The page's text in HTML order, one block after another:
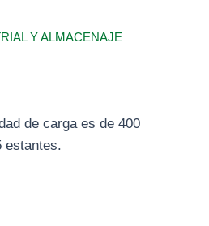
Y ALMACENAJE
de carga es de 400
estantes.